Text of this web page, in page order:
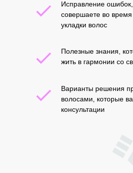
Исправление
совершаете во
укладки волос
Полезные знания,
жить в гармонии со
Варианты решения
волосами, которые
консультации